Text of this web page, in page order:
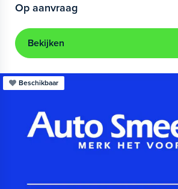
Op aanvraag
Bekijken
Beschikbaar